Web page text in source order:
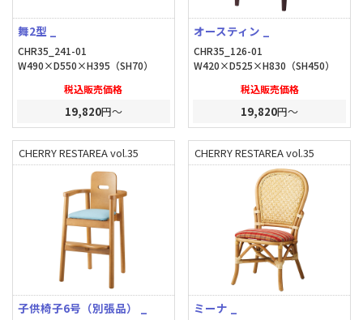
舞2型 _
CHR35_241-01
W490×D550×H395（SH70）
税込販売価格
19,820円～
オースティン _
CHR35_126-01
W420×D525×H830（SH450）
税込販売価格
19,820円～
CHERRY RESTAREA vol.35
子供椅子6号（別張品） _
CHERRY RESTAREA vol.35
ミーナ _